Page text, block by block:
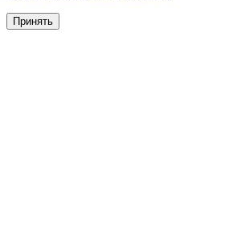
Принять